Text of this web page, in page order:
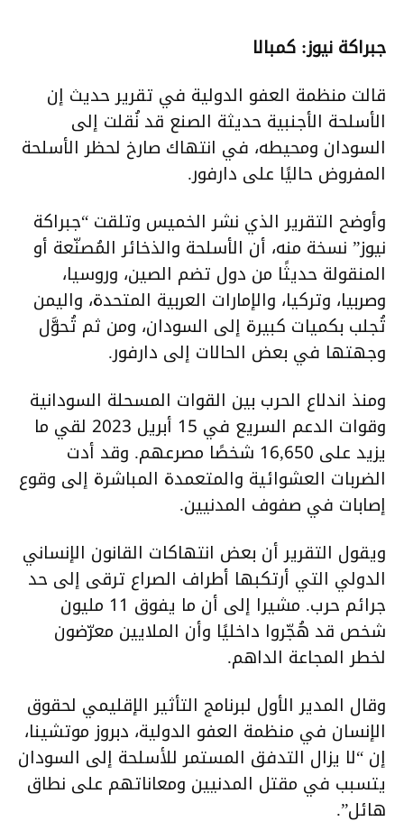
جبراكة نيوز: كمبالا
قالت منظمة العفو الدولية في تقرير حديث إن
الأسلحة الأجنبية حديثة الصنع قد نُقلت إلى
السودان ومحيطه، في انتهاك صارخ لحظر الأسلحة
المفروض حاليًا على دارفور.
وأوضح التقرير الذي نشر الخميس وتلقت “جبراكة
نيوز” نسخة منه، أن الأسلحة والذخائر المُصنّعة أو
المنقولة حديثًا من دول تضم الصين، وروسيا،
وصربيا، وتركيا، والإمارات العربية المتحدة، واليمن
تُجلب بكميات كبيرة إلى السودان، ومن ثم تُحوَّل
وجهتها في بعض الحالات إلى دارفور.
ومنذ اندلاع الحرب بين القوات المسحلة السودانية
وقوات الدعم السريع في 15 أبريل 2023 لقي ما
يزيد على 16,650 شخصًا مصرعهم. وقد أدت
الضربات العشوائية والمتعمدة المباشرة إلى وقوع
إصابات في صفوف المدنيين.
ويقول التقرير أن بعض انتهاكات القانون الإنساني
الدولي التي أرتكبها أطراف الصراع ترقى إلى حد
جرائم حرب. مشيرا إلى أن ما يفوق 11 مليون
شخص قد هُجّروا داخليًا وأن الملايين معرّضون
لخطر المجاعة الداهم.
وقال المدير الأول لبرنامج التأثير الإقليمي لحقوق
الإنسان في منظمة العفو الدولية، دبروز موتشينا،
إن “لا يزال التدفق المستمر للأسلحة إلى السودان
يتسبب في مقتل المدنيين ومعاناتهم على نطاق
هائل”.